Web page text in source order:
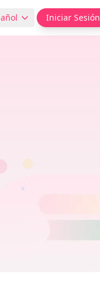
Iniciar Sesión